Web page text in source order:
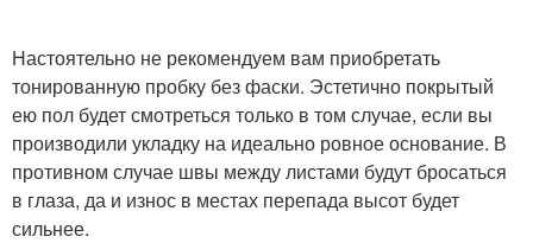
Настоятельно не рекомендуем вам приобретать
тонированную пробку без фаски. Эстетично покрытый
ею пол будет смотреться только в том случае, если вы
производили укладку на идеально ровное основание. В
противном случае швы между листами будут бросаться
в глаза, да и износ в местах перепада высот будет
сильнее.